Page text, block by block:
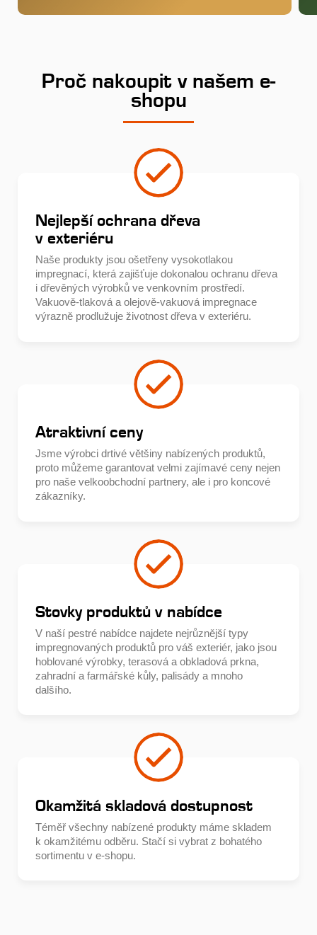
Proč nakoupit v našem e-
shopu
Nejlepší ochrana dřeva
v exteriéru
Naše produkty jsou ošetřeny vysokotlakou
impregnací, která zajišťuje dokonalou ochranu dřeva
i dřevěných výrobků ve venkovním prostředí.
Vakuově-tlaková a olejově-vakuová impregnace
výrazně prodlužuje životnost dřeva v exteriéru.
Atraktivní ceny
Jsme výrobci drtivé většiny nabízených produktů,
proto můžeme garantovat velmi zajímavé ceny nejen
pro naše velkoobchodní partnery, ale i pro koncové
zákazníky.
Stovky produktů v nabídce
V naší pestré nabídce najdete nejrůznější typy
impregnovaných produktů pro váš exteriér, jako jsou
hoblované výrobky, terasová a obkladová prkna,
zahradní a farmářské kůly, palisády a mnoho
dalšího.
Okamžitá skladová dostupnost
Téměř všechny nabízené produkty máme skladem
k okamžitému odběru. Stačí si vybrat z bohatého
sortimentu v e-shopu.